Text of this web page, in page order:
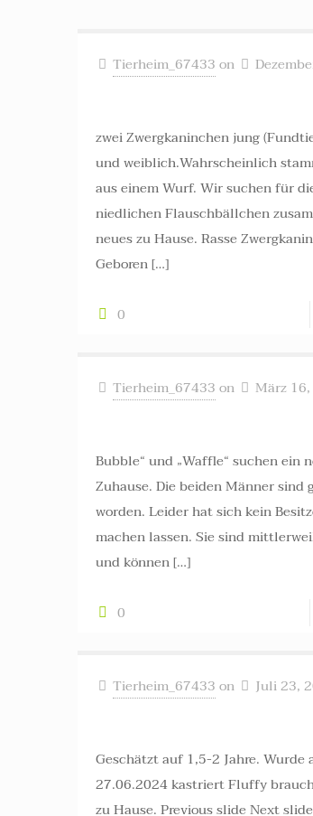
Tierheim_67433on
zwei Zwergkaninchen jung
und weiblich.Wahrscheinlich
aus einem Wurf. Wir suchen für
niedlichen Flauschbällchen
neues zu Hause. Rasse
Geboren[…]
0
Tierheim_67433on
März
Bubble“ und „Waffle“ suchen ein
Zuhause. Die beiden Männer sind
worden. Leider hat sich kein
machen lassen. Sie sind
und können[…]
0
Tierheim_67433on
Juli 23,
Geschätzt auf 1,5-2 Jahre. Wurde
27.06.2024 kastriert Fluffy
zu Hause. Previous slide Next slide